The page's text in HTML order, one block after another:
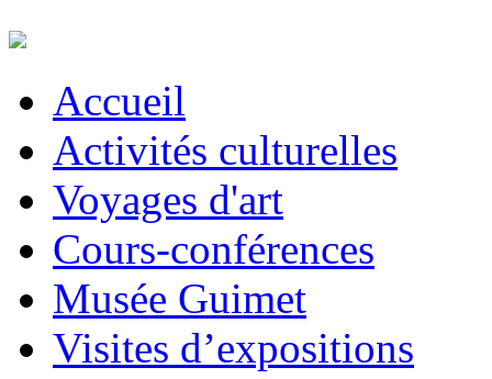
Accueil
Activités culturelles
Voyages d'art
Cours-conférences
Musée Guimet
Visites d’expositions